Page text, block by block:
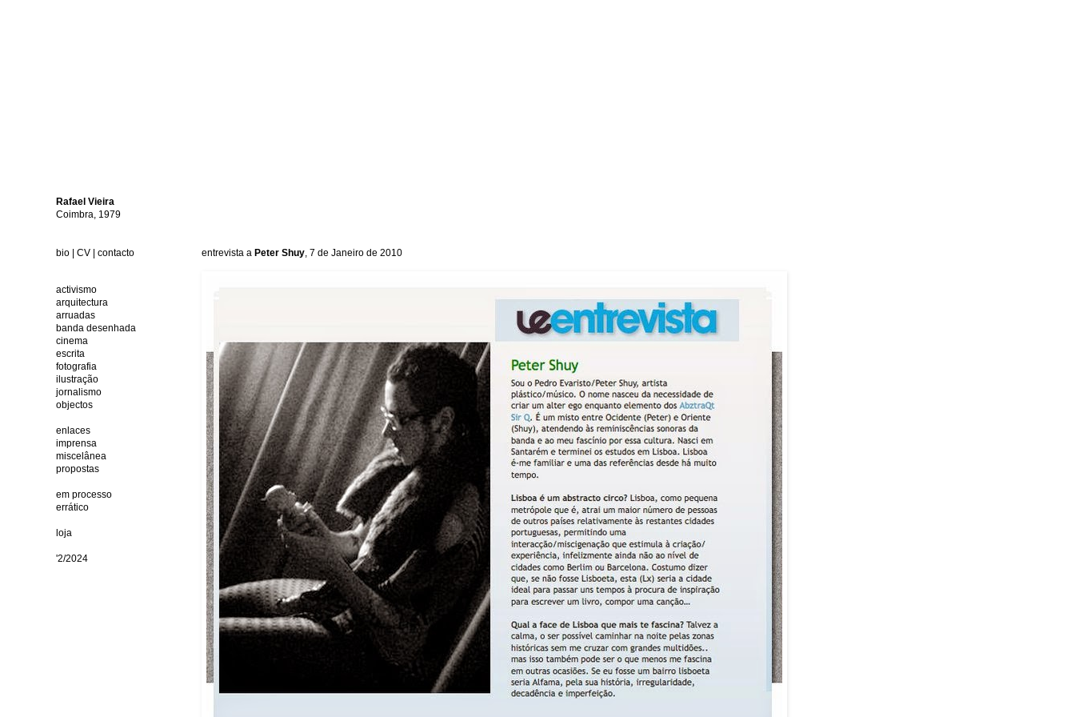
entrevista a Peter Shuy, 7 de Janeiro de 2010
Rafael Vieira
Coimbra, 1979
bio CV contacto
activismo
arquitectura
arruadas
banda desenhada
cinema
escrita
fotografia
ilustração
jornalismo
objectos
enlaces
imprensa
miscelânea
propostas
em processo
errático
loja
'2/2024